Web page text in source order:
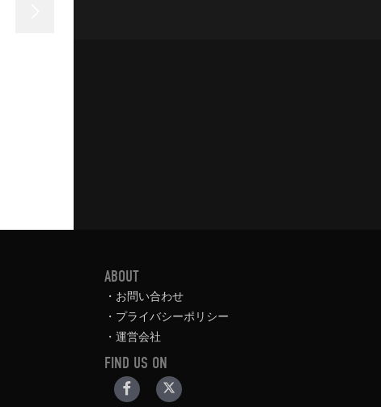
ABOUT
お問い合わせ
プライバシーポリシー
運営会社
FIND US ON